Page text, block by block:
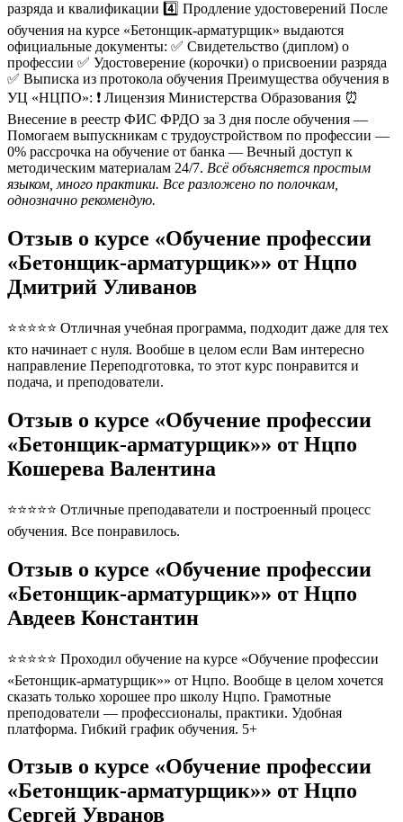
разряда и квалификации 4️⃣ Продление удостоверений После
обучения на курсе «Бетонщик-арматурщик» выдаются
официальные документы: ✅ Свидетельство (диплом) о
профессии ✅ Удостоверение (корочки) о присвоении разряда
✅ Выписка из протокола обучения Преимущества обучения в
УЦ «НЦПО»: ❗️ Лицензия Министерства Образования ⏰
Внесение в реестр ФИС ФРДО за 3 дня после обучения —
Помогаем выпускникам с трудоустройством по профессии —
0% рассрочка на обучение от банка — Вечный доступ к
методическим материалам 24/7. Всё объясняется простым
языком, много практики. Все разложено по полочкам,
однозначно рекомендую.
Отзыв о курсе «Обучение профессии
«Бетонщик-арматурщик»» от Нцпо
Дмитрий Уливанов
⭐⭐⭐⭐⭐ Отличная учебная программа, подходит даже для тех
кто начинает с нуля. Вообше в целом если Вам интересно
направление Переподготовка, то этот курс понравится и
подача, и преподователи.
Отзыв о курсе «Обучение профессии
«Бетонщик-арматурщик»» от Нцпо
Кошерева Валентина
⭐⭐⭐⭐⭐ Отличные преподаватели и построенный процесс
обучения. Все понравилось.
Отзыв о курсе «Обучение профессии
«Бетонщик-арматурщик»» от Нцпо
Авдеев Константин
⭐⭐⭐⭐⭐ Проходил обучение на курсе «Обучение профессии
«Бетонщик-арматурщик»» от Нцпо. Вообще в целом хочется
сказать только хорошее про школу Нцпо. Грамотные
преподователи — профессионалы, практики. Удобная
платформа. Гибкий график обучения. 5+
Отзыв о курсе «Обучение профессии
«Бетонщик-арматурщик»» от Нцпо
Сергей Увранов